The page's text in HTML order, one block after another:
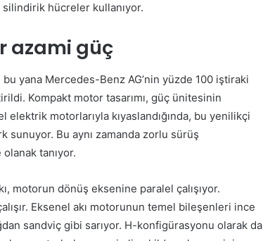
hücreler kullanıyor.
azami güç
yana Mercedes-Benz AG’nin yüzde 100 iştiraki
Kompakt motor tasarımı, güç ünitesinin
motorlarıyla kıyaslandığında, bu yenilikçi
sunuyor. Bu aynı zamanda zorlu sürüş
tanıyor.
motorun dönüş eksenine paralel çalışıyor.
Eksenel akı motorunun temel bileşenleri ince
sandviç gibi sarıyor. H-konfigürasyonu olarak da